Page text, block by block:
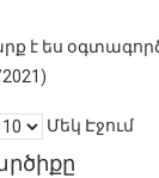
է ես
Մեկ Էջում